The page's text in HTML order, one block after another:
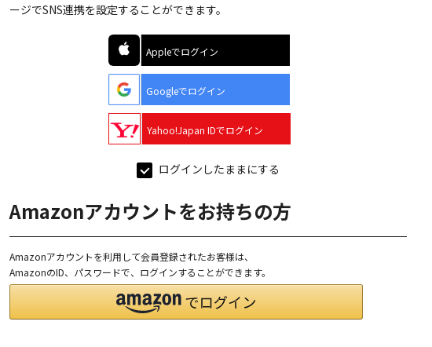
ージでSNS連携を設定することができます。
Appleでログイン
Googleでログイン
Yahoo!Japan IDでログイン
ログインしたままにする
Amazonアカウントをお持ちの方
Amazonアカウントを利用して会員登録されたお客様は、
AmazonのID、パスワードで、ログインすることができます。